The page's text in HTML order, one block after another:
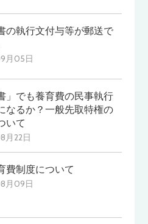
の執行文付与等が郵送で
月05日
」でも養育費の民事執行
なるか？一般先取特権の
いて
月22日
費制度について
月09日